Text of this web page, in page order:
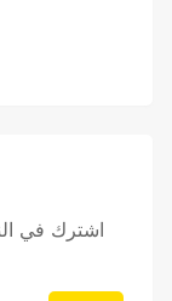
اشترك في